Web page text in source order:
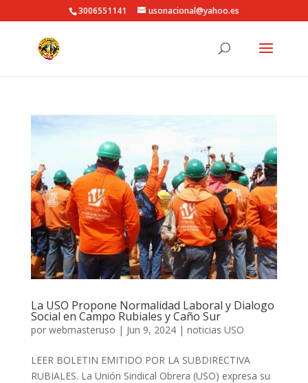
3006551141 usonacional@yahoo.es
La USO Propone Normalidad Laboral y Dialogo
Social en Campo Rubiales y Caño Sur
por webmasteruso | Jun 9, 2024| noticias USO
LEER BOLETIN EMITIDO POR LA SUBDIRECTIVA
RUBIALES. La Unión Sindical Obrera (USO) expresa su